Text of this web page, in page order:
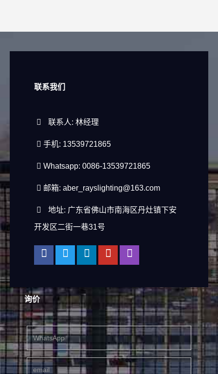
联系我们
联系人: 林经理
手机: 13539721865
Whatsapp: 0086-13539721865
邮箱: aber_rayslighting@163.com
地址: 广东省佛山市南海区丹灶镇下安
开发区二街一巷31号
询价